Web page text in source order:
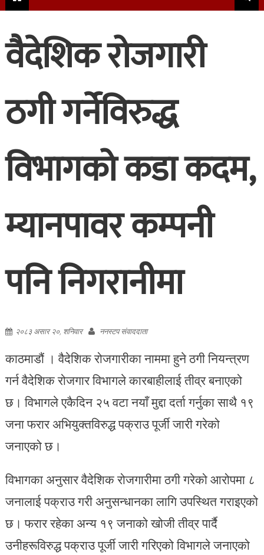
वैदेशिक रोजगारी
ठगी गर्नेविरुद्ध
विभागको कडा कदम,
म्यानपावर कम्पनी
पनि निगरानीमा
२०८३ असार २०, शनिवार ननस्टप संवाददाता
काठमाडौं । वैदेशिक रोजगारीका नाममा हुने ठगी नियन्त्रण
गर्न वैदेशिक रोजगार विभागले कारबाहीलाई तीव्र बनाएको
छ। विभागले एकैदिन २५ वटा नयाँ मुद्दा दर्ता गर्नुका साथै १९
जना फरार अभियुक्तविरुद्ध पक्राउ पूर्जी जारी गरेको
जनाएको छ।
विभागका अनुसार वैदेशिक रोजगारीमा ठगी गरेको आरोपमा ८
जनालाई पक्राउ गरी अनुसन्धानका लागि उपस्थित गराइएको
छ। फरार रहेका अन्य १९ जनाको खोजी तीव्र पार्दै
उनीहरूविरुद्ध पक्राउ पूर्जी जारी गरिएको विभागले जनाएको